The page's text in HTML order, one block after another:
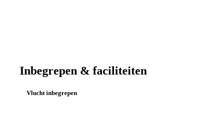
Inbegrepen & faciliteiten
Vlucht inbegrepen